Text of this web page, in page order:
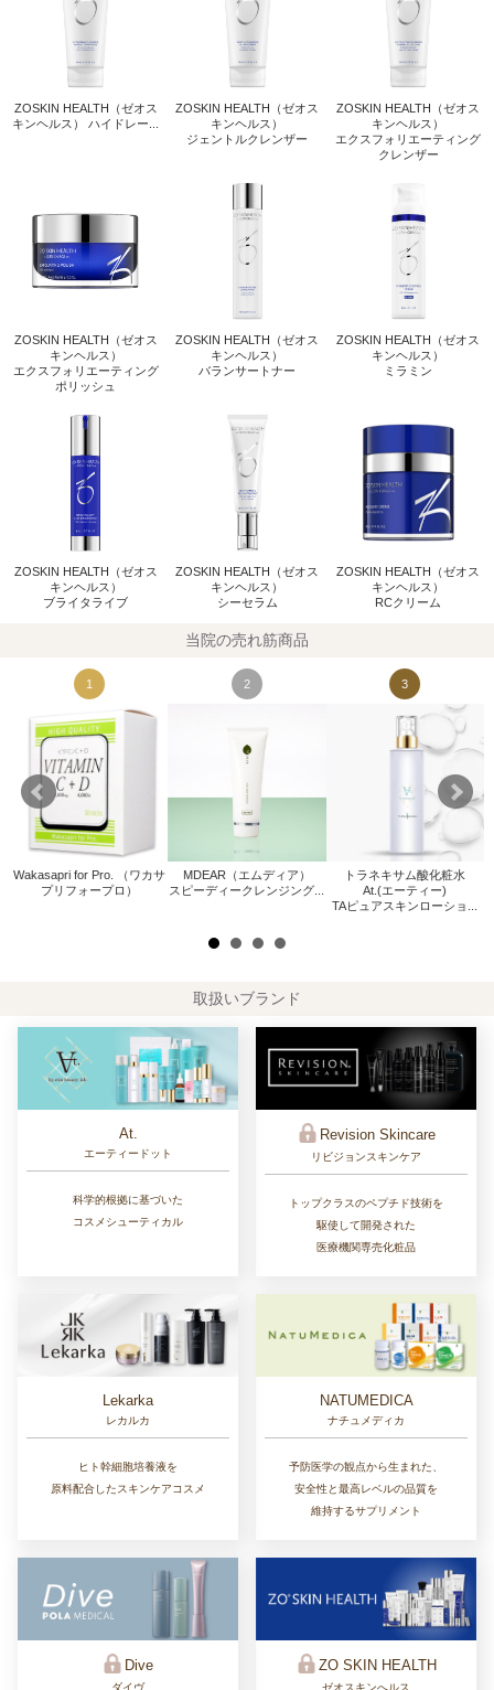
ZOSKIN HEALTH（ゼオス
キンヘルス） ハイドレー...
ZOSKIN HEALTH（ゼオス
キンヘルス）
ジェントルクレンザー
ZOSKIN HEALTH（ゼオス
キンヘルス）
エクスフォリエーティング
クレンザー
ZOSKIN HEALTH（ゼオス
キンヘルス）
エクスフォリエーティング
ポリッシュ
ZOSKIN HEALTH（ゼオス
キンヘルス）
バランサートナー
ZOSKIN HEALTH（ゼオス
キンヘルス）
ミラミン
ZOSKIN HEALTH（ゼオス
キンヘルス）
ブライタライブ
ZOSKIN HEALTH（ゼオス
キンヘルス）
シーセラム
ZOSKIN HEALTH（ゼオス
キンヘルス）
RCクリーム
当院の売れ筋商品
1
Wakasapri for Pro. （ワカサ
プリフォープロ）
2
MDEAR（エムディア）
スピーディークレンジング...
3
トラネキサム酸化粧水
At.(エーティー)
TAピュアスキンローショ...
取扱いブランド
At.
エーティードット
科学的根拠に基づいた
コスメシューティカル
Revision Skincare
リビジョンスキンケア
トップクラスのペプチド技術を
駆使して開発された
医療機関専売化粧品
Lekarka
レカルカ
ヒト幹細胞培養液を
原料配合したスキンケアコスメ
NATUMEDICA
ナチュメディカ
予防医学の観点から生まれた、
安全性と最高レベルの品質を
維持するサプリメント
Dive
ダイヴ
ZO SKIN HEALTH
ゼオスキンへルス